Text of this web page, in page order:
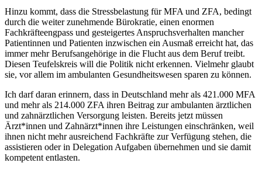
Hinzu kommt, dass die Stressbelastung für MFA und ZFA, bedingt
durch die weiter zunehmende Bürokratie, einen enormen
Fachkräfteengpass und gesteigertes Anspruchsverhalten mancher
Patientinnen und Patienten inzwischen ein Ausmaß erreicht hat, das
immer mehr Berufsangehörige in die Flucht aus dem Beruf treibt.
Diesen Teufelskreis will die Politik nicht erkennen. Vielmehr glaubt
sie, vor allem im ambulanten Gesundheitswesen sparen zu können.
Ich darf daran erinnern, dass in Deutschland mehr als 421.000 MFA
und mehr als 214.000 ZFA ihren Beitrag zur ambulanten ärztlichen
und zahnärztlichen Versorgung leisten. Bereits jetzt müssen
Ärzt*innen und Zahnärzt*innen ihre Leistungen einschränken, weil
ihnen nicht mehr ausreichend Fachkräfte zur Verfügung stehen, die
assistieren oder in Delegation Aufgaben übernehmen und sie damit
kompetent entlasten.